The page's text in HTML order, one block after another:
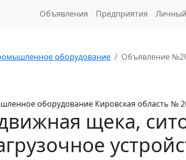
Объявления Предприятия
оборудование Объявление
оборудование Кировская область №
щека,